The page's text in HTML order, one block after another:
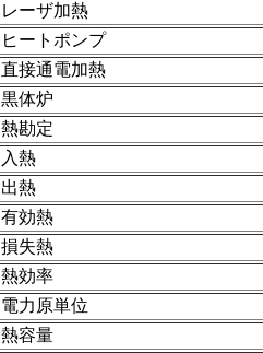
レーザ加熱
ヒートポンプ
直接通電加熱
黒体炉
熱勘定
入熱
出熱
有効熱
損失熱
熱効率
電力原単位
熱容量